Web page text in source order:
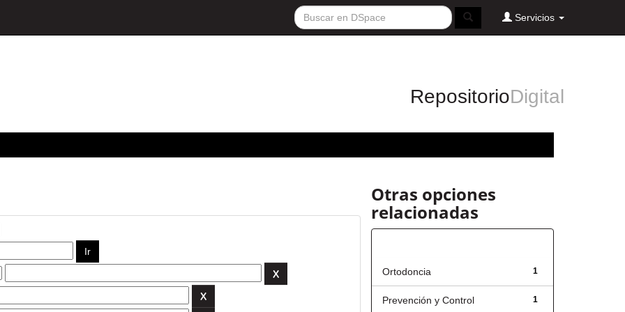
Servicios
RepositorioDigital
Otras opciones
relacionadas
1
Ortodoncia
1
Prevención y Control